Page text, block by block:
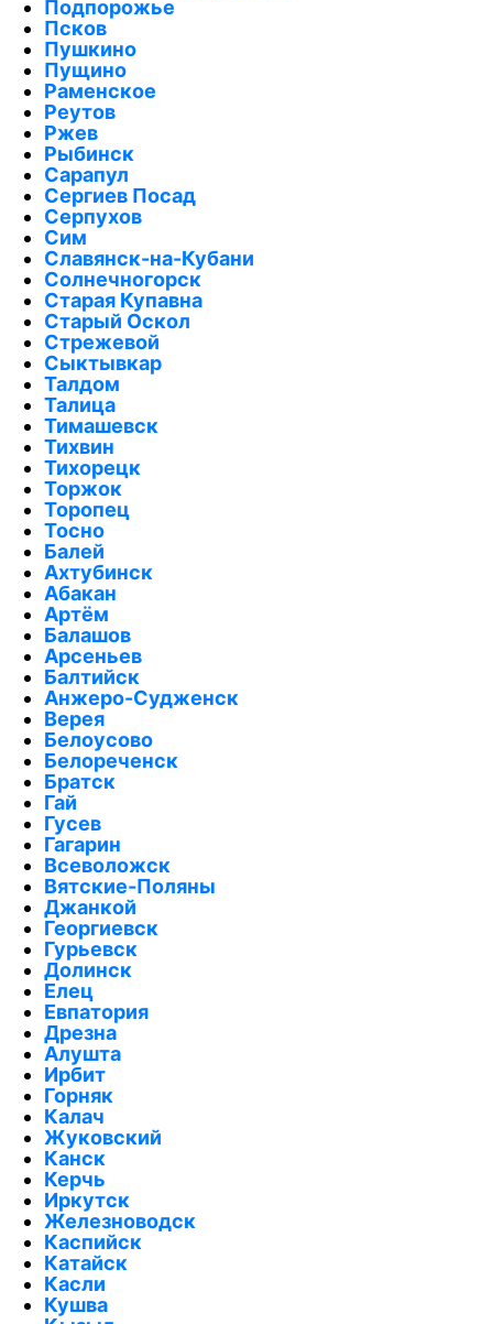
Подпорожье
Псков
Пушкино
Пущино
Раменское
Реутов
Ржев
Рыбинск
Сарапул
Сергиев Посад
Серпухов
Сим
Славянск-на-Кубани
Солнечногорск
Старая Купавна
Старый Оскол
Стрежевой
Сыктывкар
Талдом
Талица
Тимашевск
Тихвин
Тихорецк
Торжок
Торопец
Тосно
Балей
Ахтубинск
Абакан
Артём
Балашов
Арсеньев
Балтийск
Анжеро-Судженск
Верея
Белоусово
Белореченск
Братск
Гай
Гусев
Гагарин
Всеволожск
Вятские-Поляны
Джанкой
Георгиевск
Гурьевск
Долинск
Елец
Евпатория
Дрезна
Алушта
Ирбит
Горняк
Калач
Жуковский
Канск
Керчь
Иркутск
Железноводск
Каспийск
Катайск
Касли
Кушва